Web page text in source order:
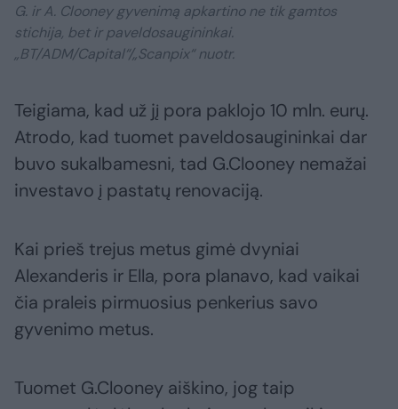
G. ir A. Clooney gyvenimą apkartino ne tik gamtos
stichija, bet ir paveldosaugininkai.
„BT/ADM/Capital“/„Scanpix“ nuotr.
Teigiama, kad už jį pora paklojo 10 mln. eurų.
Atrodo, kad tuomet paveldosaugininkai dar
buvo sukalbamesni, tad G.Clooney nemažai
investavo į pastatų renovaciją.
Kai prieš trejus metus gimė dvyniai
Alexanderis ir Ella, pora planavo, kad vaikai
čia praleis pirmuosius penkerius savo
gyvenimo metus.
Tuomet G.Clooney aiškino, jog taip